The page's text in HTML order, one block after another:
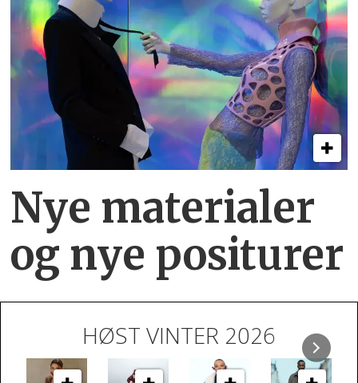
Nye materialer
og nye positurer
HØST VINTER 2026